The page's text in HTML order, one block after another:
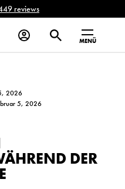
reviews
MENÜ
2026
5, 2026
DER